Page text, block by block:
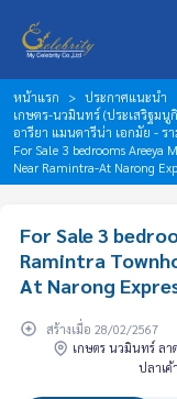
หน้าแรก
ประกาศแนะนำ
เกษตร-นวมินทร์ (ประเสริฐม
อารียา แมนดารีน่า เอกมัย - ร
For Sale 3 bedrooms
Near Ramintra-At Narong
For Sale 3
Ramintra
At Narong
สร้างเมื่อ 28/02/2567
เกษตร นวมินทร์ ลาด
ปลาเค้า